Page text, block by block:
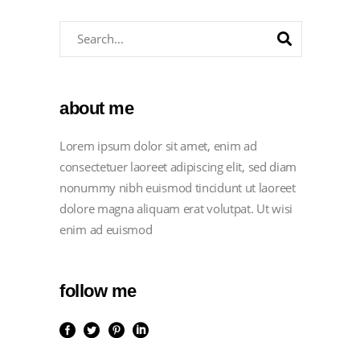
about me
Lorem ipsum dolor sit amet, enim ad
consectetuer laoreet adipiscing elit, sed diam
nonummy nibh euismod tincidunt ut laoreet
dolore magna aliquam erat volutpat. Ut wisi
enim ad euismod
follow me